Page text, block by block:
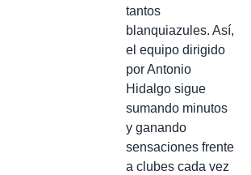
tantos
blanquiazules. Así,
el equipo dirigido
por Antonio
Hidalgo sigue
sumando minutos
y ganando
sensaciones frente
a clubes cada vez